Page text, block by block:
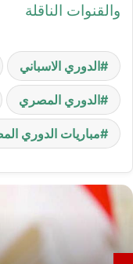
والقنوات الناقلة
الدوري الاسباني
الدوري المصري
مباريات الدوري